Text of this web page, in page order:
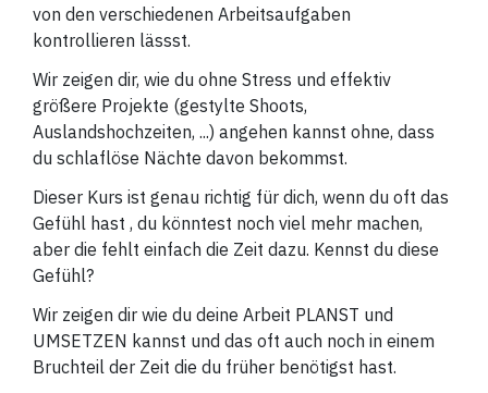
von den verschiedenen Arbeitsaufgaben
kontrollieren lässst.
Wir zeigen dir, wie du ohne Stress und effektiv
größere Projekte (gestylte Shoots,
Auslandshochzeiten, ...) angehen kannst ohne, dass
du schlaflöse Nächte davon bekommst.
Dieser Kurs ist genau richtig für dich, wenn du oft das
Gefühl hast , du könntest noch viel mehr machen,
aber die fehlt einfach die Zeit dazu. Kennst du diese
Gefühl?
Wir zeigen dir wie du deine Arbeit PLANST und
UMSETZEN kannst und das oft auch noch in einem
Bruchteil der Zeit die du früher benötigst hast.